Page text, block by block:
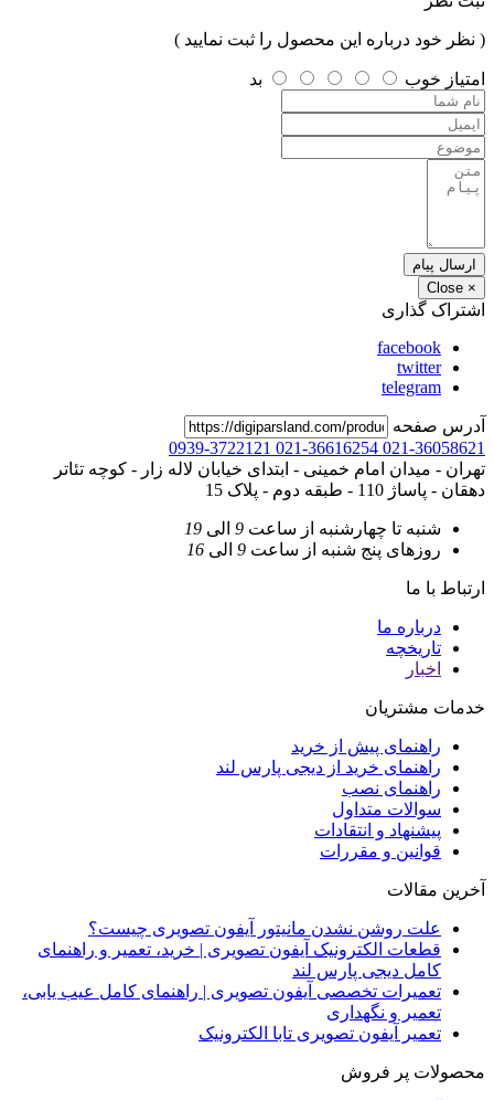
( نظر خود درباره این محصول را ثبت نمایید )
امتیاز خوب بد
ارسال پیام
×
Close
اشتراک گذاری
facebook
twitter
telegram
آدرس صفحه
021-36058621
021-36616254
0939-3722121
تهران - میدان امام خمینی - ابتدای خیابان لاله زار - کوچه تئاتر
دهقان - پاساژ 110 - طبقه دوم - پلاک 15
شنبه تا چهارشنبه از ساعت 9 الی 19
روزهای پنج شنبه از ساعت 9 الی 16
ارتباط با ما
درباره ما
تاریخچه
اخبار
خدمات مشتریان
راهنمای پیش از خرید
راهنمای خرید از دیجی پارس لند
راهنمای نصب
سوالات متداول
پیشنهاد و انتقادات
قوانین و مقررات
آخرین مقالات
علت روشن نشدن مانیتور آیفون تصویری چیست؟
قطعات الکترونیک آیفون تصویری | خرید، تعمیر و راهنمای
کامل دیجی پارس لند
تعمیرات تخصصی آیفون تصویری | راهنمای کامل عیب یابی،
تعمیر و نگهداری
تعمیر آیفون تصویری تابا الکترونیک
محصولات پر فروش